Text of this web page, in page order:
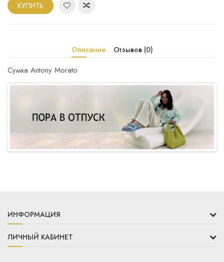
КУПИТЬ
Описание Отзывов (0)
Сумка Antony Morato
ИНФОРМАЦИЯ
ЛИЧНЫЙ КАБИНЕТ